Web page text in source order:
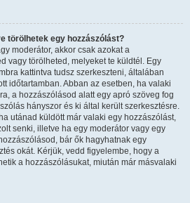
törölhetek egy hozzászólást?
moderátor, akkor csak azokat a
vagy törölheted, melyeket te küldtél. Egy
kattintva tudsz szerkeszteni, általában
időtartamban. Abban az esetben, ha valaki
a hozzászólásod alatt egy apró szöveg fog
hányszor és ki által került szerkesztésre.
utánad küldött már valaki egy hozzászólást,
senki, illetve ha egy moderátor vagy egy
bár ők hagyhatnak egy
okát. Kérjük, vedd figyelembe, hogy a
a hozzászólásukat, miután már másvalaki